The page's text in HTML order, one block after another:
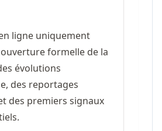
ligne uniquement
formelle de la
évolutions
des reportages
des premiers signaux